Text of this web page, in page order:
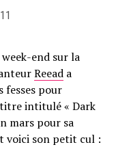
end sur la
Reead a
fesses pour
intitulé « Dark
mars pour sa
voici son petit cul :